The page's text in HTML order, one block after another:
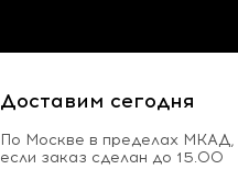
Доставим сегодня
По Москве в пределах МКАД,
если заказ сделан до 15.00